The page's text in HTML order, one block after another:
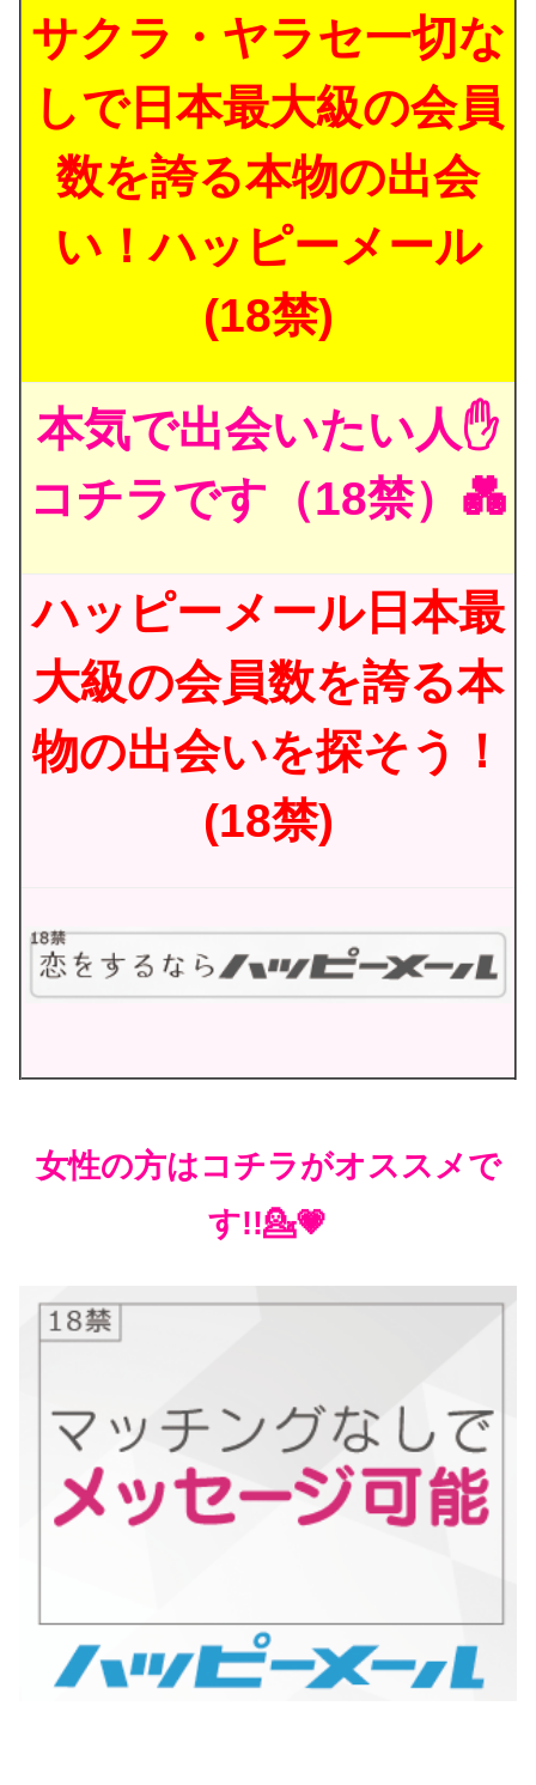
サクラ・ヤラセ一切な
しで日本最大級の会員
数を誇る本物の出会
い！ハッピーメール
(18禁)
本気で出会いたい人✋
コチラです（18禁）💑
ハッピーメール日本最
大級の会員数を誇る本
物の出会いを探そう！
(18禁)
女性の方はコチラがオススメで
す!!💁💗